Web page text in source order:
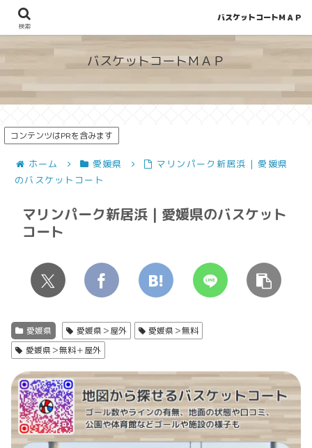
地図から探せる！穴場が見つかるバスケットコート情報
バスケットコートＭＡＰ
コンテンツはPRを含みます
ホーム 愛媛県
マリンパーク新居浜 | 愛媛県
のバスケットコート
マリンパーク新居浜 | 愛媛県のバスケット
コート
愛媛県 愛媛県＞屋外
愛媛県＞無料
愛媛県＞無料＋屋外
検索
バスケットコートＭＡＰ